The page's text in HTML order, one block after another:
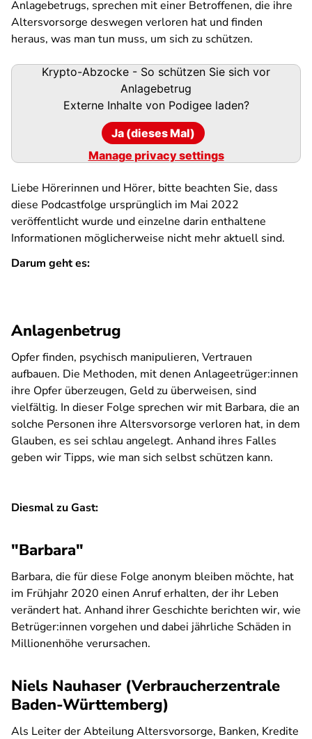
Anlagebetrugs, sprechen mit einer Betroffenen, die ihre
Altersvorsorge deswegen verloren hat und finden
heraus, was man tun muss, um sich zu schützen.
Podigee-Krypto-Abzocke - So schützen Sie sich vor
Anlagebetrug
Externe Inhalte von Podigeeladen?
Ja (dieses Mal)
Manage privacy settings
Liebe Hörerinnen und Hörer, bitte beachten Sie, dass
diese Podcastfolge ursprünglich im Mai 2022
veröffentlicht wurde und einzelne darin enthaltene
Informationen möglicherweise nicht mehr aktuell sind.
Darum geht es:
Anlagenbetrug
Opfer finden, psychisch manipulieren, Vertrauen
aufbauen. Die Methoden, mit denen Anlageetrüger:innen
ihre Opfer überzeugen, Geld zu überweisen, sind
vielfältig. In dieser Folge sprechen wir mit Barbara, die an
solche Personen ihre Altersvorsorge verloren hat, in dem
Glauben, es sei schlau angelegt. Anhand ihres Falles
geben wir Tipps, wie man sich selbst schützen kann.
Diesmal zu Gast:
"Barbara"
Barbara, die für diese Folge anonym bleiben möchte, hat
im Frühjahr 2020 einen Anruf erhalten, der ihr Leben
verändert hat. Anhand ihrer Geschichte berichten wir, wie
Betrüger:innen vorgehen und dabei jährliche Schäden in
Millionenhöhe verursachen.
Niels Nauhaser (Verbraucherzentrale
Baden-Württemberg)
Als Leiter der Abteilung Altersvorsorge, Banken, Kredite